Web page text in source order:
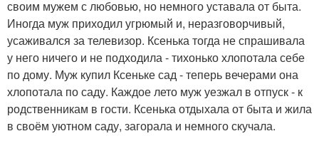
своим мужем с любовью, но немного уставала от быта.
Иногда муж приходил угрюмый и, неразговорчивый,
усаживался за телевизор. Ксенька тогда не спрашивала
у него ничего и не подходила - тихонько хлопотала себе
по дому. Муж купил Ксеньке сад - теперь вечерами она
хлопотала по саду. Каждое лето муж уезжал в отпуск - к
родственникам в гости. Ксенька отдыхала от быта и жила
в своём уютном саду, загорала и немного скучала.